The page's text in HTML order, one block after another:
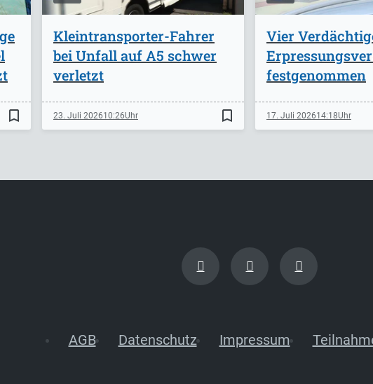
bookmark_border
Kleintransporter-Fahrer
bei Unfall auf A5 schwer
verletzt
23. Juli 202610:26 bookmark_border
Vier
festgenommen
17. Juli 202614:18
AGB Datenschutz Impressum